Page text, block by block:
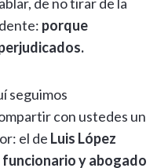
porque
seguimos
con ustedes un
el de Luis López
y abogado